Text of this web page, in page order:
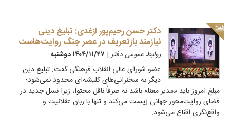
دکتر حسن رحیم‌پور ازغدی: تبلیغ دینی
نیازمند بازتعریف در عصر جنگ روایت‌هاست
روابط عمومی دفتر| ۱۴۰۴/۱۱/۲۷ دوشنبه
عضو شورای عالی انقلاب فرهنگی گفت: تبلیغ دین
دیگر به سخنرانی‌های کلیشه‌ای محدود نمی‌شود؛
مبلغ امروز باید «مدیر معنا» باشد نه صرفاً ناقل محتوا، زیرا نسل جدید در
فضای روایت‌محور جهانی زیست می‌کند و تنها با زبان عقلانیت و
واقع‌نگری اقناع می‌شود.